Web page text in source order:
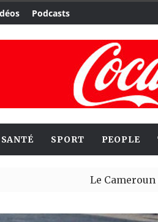
Podcasts
SANTÉ SPORT PEOPLE
Le Cameroun et le